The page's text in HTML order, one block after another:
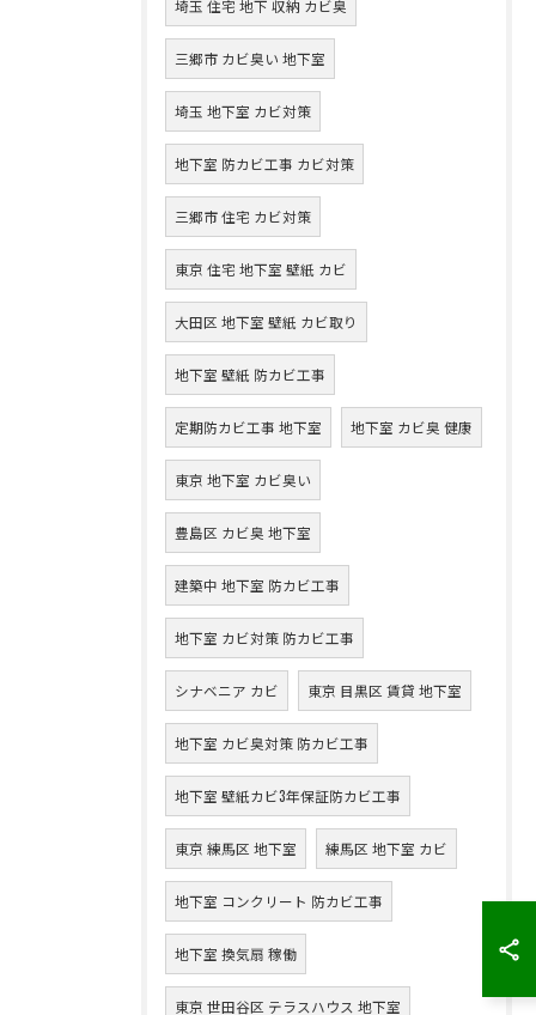
埼玉 住宅 地下 収納 カビ臭
三郷市 カビ臭い 地下室
埼玉 地下室 カビ対策
地下室 防カビ工事 カビ対策
三郷市 住宅 カビ対策
東京 住宅 地下室 壁紙 カビ
大田区 地下室 壁紙 カビ取り
地下室 壁紙 防カビ工事
定期防カビ工事 地下室 地下室 カビ臭 健康
東京 地下室 カビ臭い
豊島区 カビ臭 地下室
建築中 地下室 防カビ工事
地下室 カビ対策 防カビ工事
シナベニア カビ 東京 目黒区 賃貸 地下室
地下室 カビ臭対策 防カビ工事
地下室 壁紙カビ3年保証防カビ工事
東京 練馬区 地下室 練馬区 地下室 カビ
地下室 コンクリート 防カビ工事
地下室 換気扇 稼働
東京 世田谷区 テラスハウス 地下室